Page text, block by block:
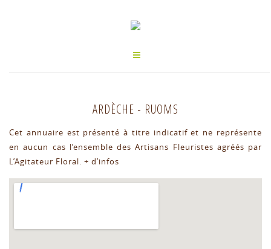
ARDÈCHE - RUOMS
Cet annuaire est présenté à titre indicatif et ne représente
en aucun cas l’ensemble des Artisans Fleuristes agréés par
L’Agitateur Floral. + d’infos